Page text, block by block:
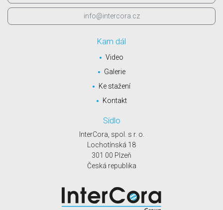
info@intercora.cz
Kam dál
Video
Galerie
Ke stažení
Kontakt
Sídlo
InterCora, spol. s r. o.
Lochotínská 18
301 00 Plzeň
Česká republika